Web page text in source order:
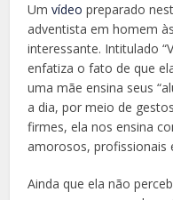
Umvídeo preparado
adventista em homem
interessante. Intitulado
enfatiza o fato de que
uma mãe ensina seus
a dia, por meio de
firmes, ela nos ensina
amorosos, profissionais
Ainda que ela não